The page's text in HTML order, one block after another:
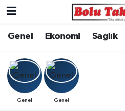
Genel Ekonomi Sağlık
Genel Genel